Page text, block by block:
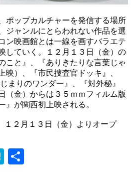
ポップカルチャーを発信する場所
ジャンルにとらわれない作品を選
ン映画館とは一線を画すバラエテ
していく。１２月１３日（金）の
こと』、『ありきたりな言葉じゃ
映）、『市民捜査官ドッキ』、
まりのワンダー』、『対外秘』
（金）からは３５ｍｍフィルム版
』が関西初上映される。
１２月１３日（金）よりオープ
Hatena